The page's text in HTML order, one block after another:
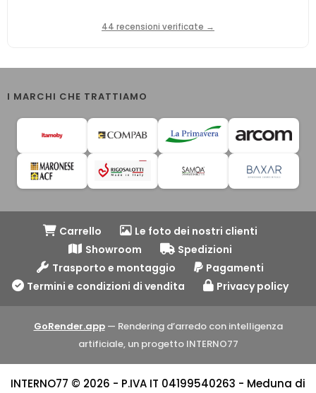
44 recensioni verificate →
I MARCHI CHE TRATTIAMO
Carrello
Le foto dei nostri clienti
Showroom
Spedizioni
Trasporto e montaggio
Pagamenti
Termini e condizioni di vendita
Privacy policy
GoRender.app— Rendering d’arredo con intelligenza
artificiale, un progetto INTERNO77
INTERNO77 © 2026 - P.IVA IT 04199540263 - Meduna di